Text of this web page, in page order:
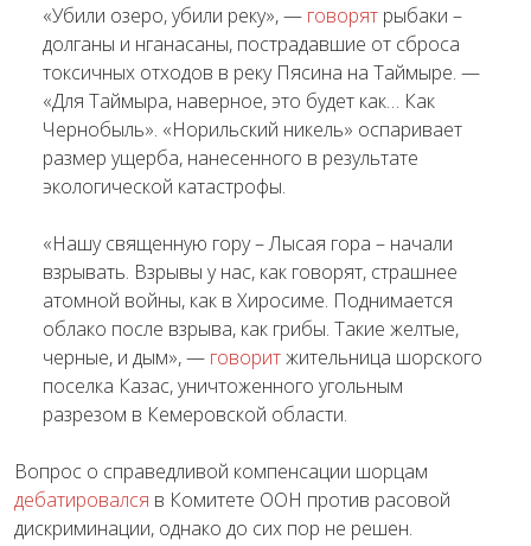
«Убили озеро, убили реку», — говорят рыбаки –
долганы и нганасаны, пострадавшие от сброса
токсичных отходов в реку Пясина на Таймыре. —
«Для Таймыра, наверное, это будет как… Как
Чернобыль». «Норильский никель» оспаривает
размер ущерба, нанесенного в результате
экологической катастрофы.
«Нашу священную гору – Лысая гора – начали
взрывать. Взрывы у нас, как говорят, страшнее
атомной войны, как в Хиросиме. Поднимается
облако после взрыва, как грибы. Такие желтые,
черные, и дым», — говоритжительница шорского
поселка Казас, уничтоженного угольным
разрезом в Кемеровской области.
Вопрос о справедливой компенсации шорцам
дебатировался в Комитете ООН против расовой
дискриминации, однако до сих пор не решен.